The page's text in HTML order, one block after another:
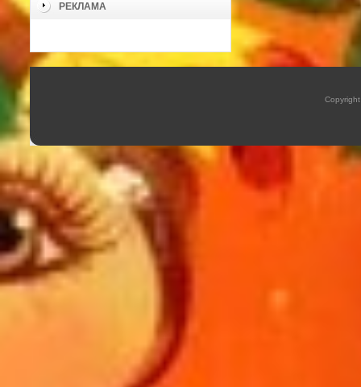
РЕКЛАМА